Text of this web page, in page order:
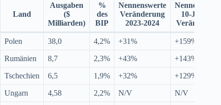
Land
Ausgaben
($
Milliarden)
%
des
BIP
Nennenswerte
Veränderung
2023-2024
10-Jahres-
Veränderung
Polen 38,0 4,2% +31% +159%
Rumänien 8,7 2,3% +43% +143%
Tschechien 6,5 1,9% +32% +129%
Ungarn 4,58 2,2% N/V N/V